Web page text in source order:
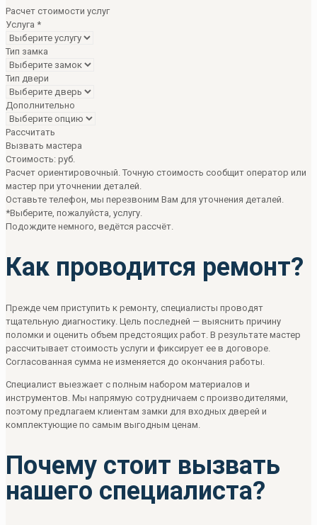
Расчет стоимости услуг
Услуга *
Тип замка
Тип двери
Дополнительно
Рассчитать
Вызвать мастера
Стоимость: руб.
Расчет ориентировочный. Точную стоимость сообщит оператор или
мастер при уточнении деталей.
Оставьте телефон, мы перезвоним Вам для уточнения деталей.
*Выберите, пожалуйста, услугу.
Подождите немного, ведётся рассчёт.
Как проводится ремонт?
Прежде чем приступить к ремонту, специалисты проводят
тщательную диагностику. Цель последней — выяснить причину
поломки и оценить объем предстоящих работ. В результате мастер
рассчитывает стоимость услуги и фиксирует ее в договоре.
Согласованная сумма не изменяется до окончания работы.
Специалист выезжает с полным набором материалов и
инструментов. Мы напрямую сотрудничаем с производителями,
поэтому предлагаем клиентам замки для входных дверей и
комплектующие по самым выгодным ценам.
Почему стоит вызвать
нашего специалиста?